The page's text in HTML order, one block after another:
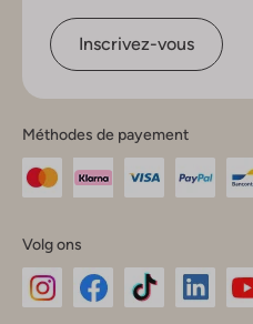
Inscrivez-vous
Méthodes de payement
Volg ons